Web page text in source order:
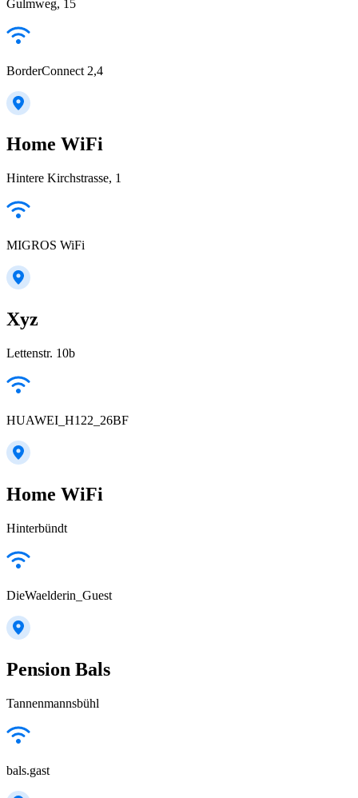
Gulmweg, 15
BorderConnect 2,4
Home WiFi
Hintere Kirchstrasse, 1
MIGROS WiFi
Xyz
Lettenstr. 10b
HUAWEI_H122_26BF
Home WiFi
Hinterbündt
DieWaelderin_Guest
Pension Bals
Tannenmannsbühl
bals.gast